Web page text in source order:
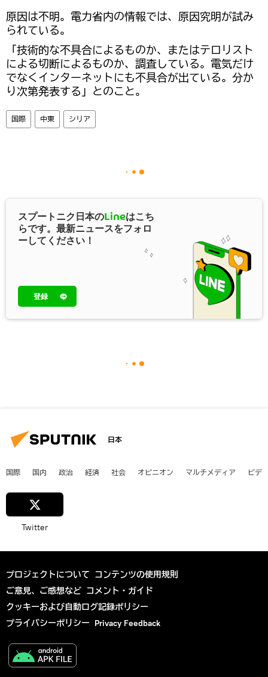
原因は不明。電力省内の情報では、原因究明が試み
られている。
「技術的な不具合によるものか、またはテロリスト
による切断によるものか、調査している。電気だけ
でなくインターネットにも不具合が出ている。分か
り次第発表する」とのこと。
国際 中東 シリア
スプートニク日本のLineはこち
らです。最新ニュースをフォロ
ーしてください！
登録
日本
国際 国内 政治 経済 社会 オピニオン マルチメディア ビデ
Twitter
プロジェクトについて コンテンツの使用規則
ご意見、ご感想など コメント・ガイド
クッキーおよび自動ログ記録ポリシー
プライバシーポリシー Privacy Feedback